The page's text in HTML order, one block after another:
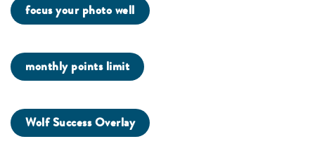
focus your photo well
monthly points limit
Wolf Success Overlay